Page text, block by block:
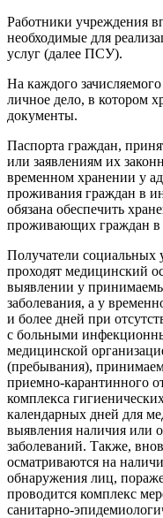
Работники учреждения
необходимые для
услуг (далее ПСУ).
На каждого
личное дело, в котором
документы.
Паспорта граждан,
или заявлениям их
временном хранении у
проживания граждан в
обязана обеспечить
проживающих граждан в
Получатели социальных
проходят медицинский
выявлении у
заболевания, а у
и более дней при
с больными
медицинской
(пребывания),
приемно-карантинного
комплекса
календарных дней для
выявления наличия или
заболеваний. Также,
осматриваются на
обнаружения лиц,
проводится комплекс
санитарно-